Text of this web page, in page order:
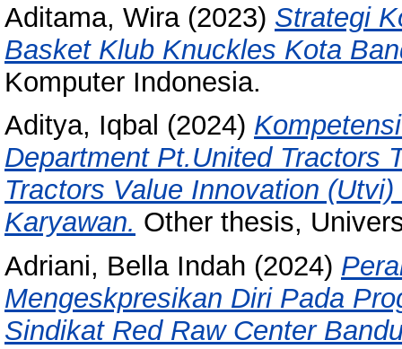
Aditama, Wira(2023) Strategi
Basket Klub Knuckles Kota
Komputer Indonesia.
Aditya, Iqbal (2024)
Department Pt.United Tractors
Tractors Value Innovation
Karyawan. Other thesis,
Adriani, Bella Indah (2024)
Mengeskpresikan Diri Pada
Sindikat Red Raw Center